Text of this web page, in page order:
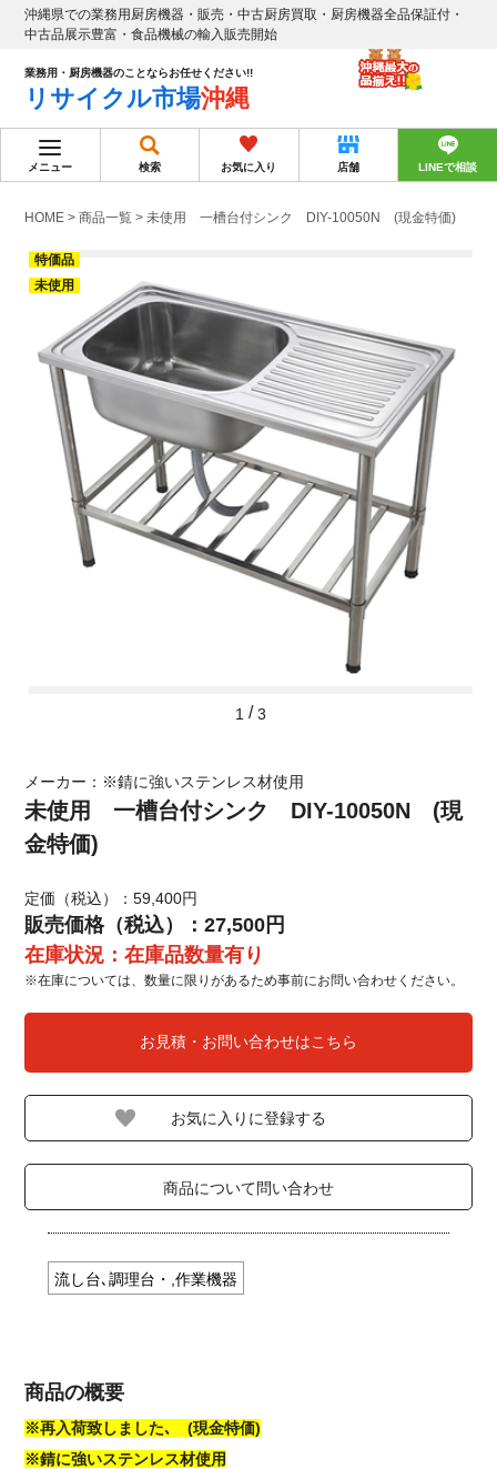
沖縄県での業務用厨房機器・販売・中古厨房買取・厨房機器全品保証付・
中古品展示豊富・食品機械の輸入販売開始
業務用・厨房機器のことならお任せください!!
リサイクル市場沖縄
メニュー 検索 お気に入り 店舗 LINEで相談
HOME >商品一覧 >未使用 一槽台付シンク DIY-10050N (現金特価)
1 /3
特価品
未使用
メーカー：※錆に強いステンレス材使用
未使用 一槽台付シンク DIY-10050N (現
金特価)
定価（税込）：59,400円
販売価格（税込）：27,500円
在庫状況：在庫品数量有り
※在庫については、数量に限りがあるため事前にお問い合わせください。
お見積・お問い合わせはこちら
商品について問い合わせ
流し台､調理台・,作業機器
商品の概要
※再入荷致しました､ (現金特価)
※錆に強いステンレス材使用